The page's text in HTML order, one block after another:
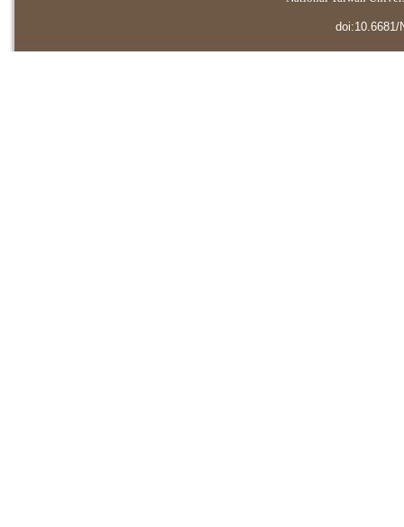
doi:10.6681/